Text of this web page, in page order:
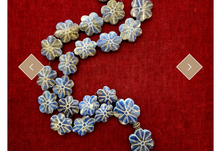
Κομπολόγια από πρεσαριστό κεχριμπάρι
(20)